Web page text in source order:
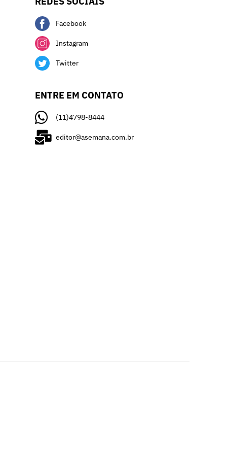
Facebook
Instagram
Twitter
ENTRE EM CONTATO
(11)4798-8444
editor@asemana.com.br